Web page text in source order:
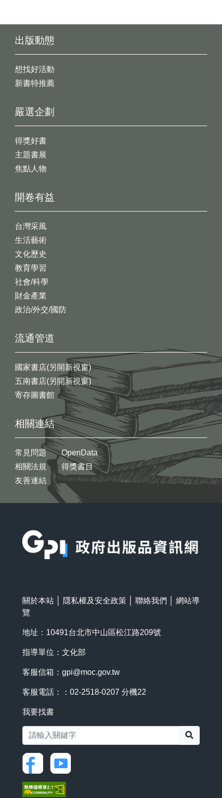
出版動態
想找好活動
新書特推薦
開卷有益
台灣采風
生活藝術
文化歷史
教育學習
社會/科學
財金產業
政治/外交/國防
嚴選企劃
得獎好書
主題書展
焦點人物
流通管道
國家書店(另開新視窗)
五南書店(另開新視窗)
寄存圖書館
相關連結
常見問題
相關法規
友善連結
OpenData
得獎書目
關於本站 隱私權及安全政策 聯絡我們
網站導
覽
地址：10491台北市中山區松江路209號
指導單位：文化部
客服信箱： gpi@moc.gov.tw
客服電話：：02-2518-0207 分機22
我要找書